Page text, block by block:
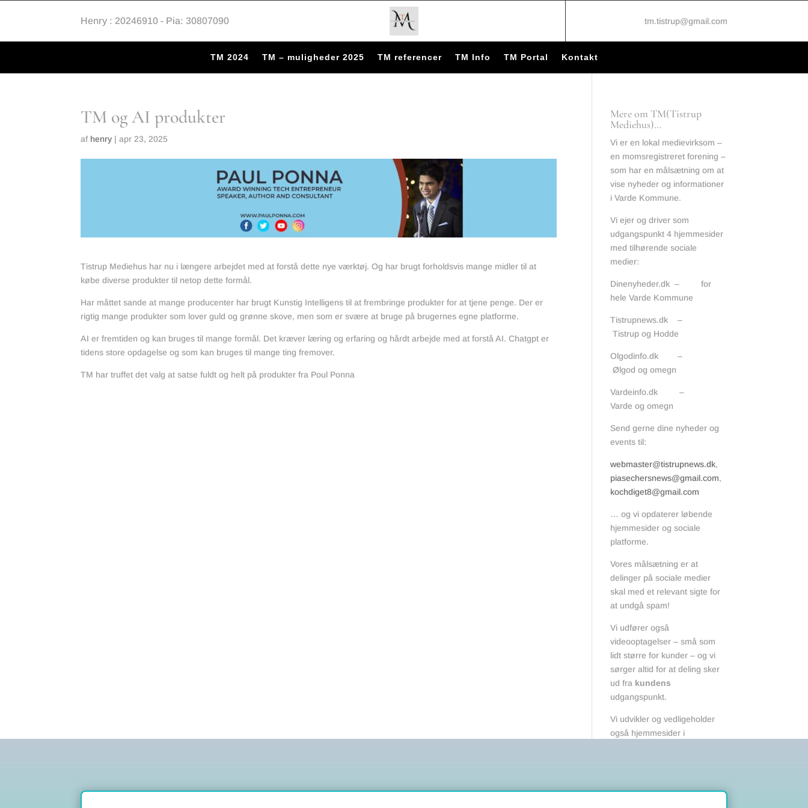
Henry : 20246910 - Pia: 30807090 tm.tistrup@gmail.com
TM 2024 TM – muligheder 2025 TM referencer TM Info TM Portal Kontakt
TM og AI produkter
af henry |apr 23, 2025
Tistrup Mediehus har nu i længere arbejdet med at forstå dette nye værktøj. Og har brugt forholdsvis mange midler til at
købe diverse produkter til netop dette formål.
Har måttet sande at mange producenter har brugt Kunstig Intelligens til at frembringe produkter for at tjene penge. Der er
rigtig mange produkter som lover guld og grønne skove, men som er svære at bruge på brugernes egne platforme.
AI er fremtiden og kan bruges til mange formål. Det kræver læring og erfaring og hårdt arbejde med at forstå AI. Chatgpt er
tidens store opdagelse og som kan bruges til mange ting fremover.
TM har truffet det valg at satse fuldt og helt på produkter fra Poul Ponna
Mere om TM(Tistrup
Mediehus)…
Vi er en lokal medievirksom –
en momsregistreret forening –
som har en målsætning om at
vise nyheder og informationer
i Varde Kommune.
Vi ejer og driver som
udgangspunkt 4 hjemmesider
med tilhørende sociale
medier:
Dinenyheder.dk – for
hele Varde Kommune
Tistrupnews.dk –
Tistrup og Hodde
Olgodinfo.dk –
Ølgod og omegn
Vardeinfo.dk –
Varde og omegn
Send gerne dine nyheder og
events til:
webmaster@tistrupnews.dk,
piasechersnews@gmail.com,
kochdiget8@gmail.com
… og vi opdaterer løbende
hjemmesider og sociale
platforme.
Vores målsætning er at
delinger på sociale medier
skal med et relevant sigte for
at undgå spam!
Vi udfører også
videooptagelser – små som
lidt større for kunder – og vi
sørger altid for at deling sker
ud fra kundens
udgangspunkt.
Vi udvikler og vedligeholder
også hjemmesider i